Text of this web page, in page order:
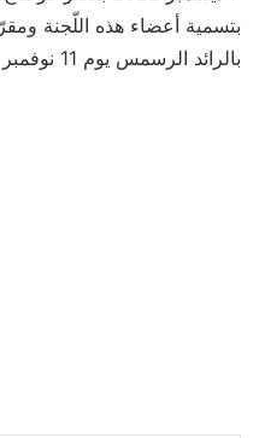
بتسمية أعضاء هذه اللّجنة
بالرائد الرسمس يوم 11 نوفمبر 2022.